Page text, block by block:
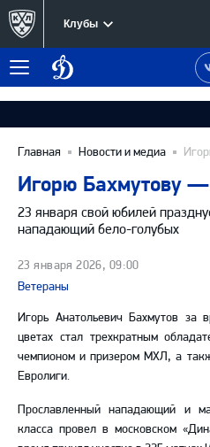
Клубы
Меню
Динамо
Москва
Главная Новости и медиа
Игорю Бахмутову
23 января свой юбилей
нападающий бело-голубых
23 января 2026, 09:00
Ветераны
Игорь Анатольевич Бахмутов за
цветах стал трехкратным
чемпионом и призером МХЛ, а
Евролиги.
Прославленный нападающий и
класса провел в московском